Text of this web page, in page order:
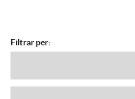
d
N
Filtrar per: